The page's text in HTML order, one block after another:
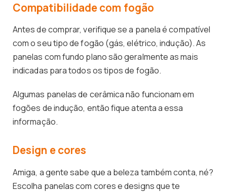
Compatibilidade com fogão
Antes de comprar, verifique se a panela é compatível
com o seu tipo de fogão (gás, elétrico, indução). As
panelas com fundo plano são geralmente as mais
indicadas para todos os tipos de fogão.
Algumas panelas de cerâmica não funcionam em
fogões de indução, então fique atenta a essa
informação.
Design e cores
Amiga, a gente sabe que a beleza também conta, né?
Escolha panelas com cores e designs que te